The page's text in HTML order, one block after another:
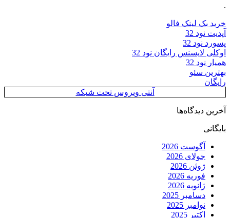
.
خرید بک لینک فالو
آپدیت نود 32
پسورد نود 32
اوکلی لایسنس رایگان نود 32
همیار نود 32
بهترین سئو
رایگان
آنتی ویروس تحت شبکه
آخرین دیدگاه‌ها
بایگانی
آگوست 2026
جولای 2026
ژوئن 2026
فوریه 2026
ژانویه 2026
دسامبر 2025
نوامبر 2025
اکتبر 2025